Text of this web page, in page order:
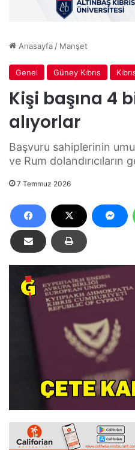
Anasayfa/ Manşet
Genel Güney Kıbrıs
Kişi başına 4
alıyorlar
Başvuru sahiplerinin
ve Rum dolandırıcıların
7 Temmuz 2026